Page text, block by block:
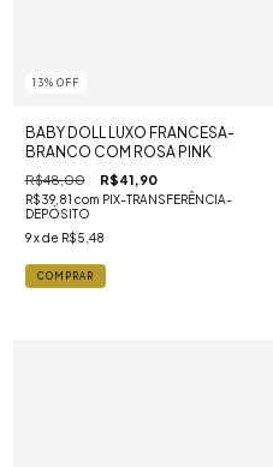
13% OFF
BABY DOLL LUXO FRANCESA-
BRANCO COM ROSA PINK
R$48,00 R$41,90
R$39,81 com PIX-TRANSFERÊNCIA-
DEPÓSITO
9 x de R$5,48
COMPRAR